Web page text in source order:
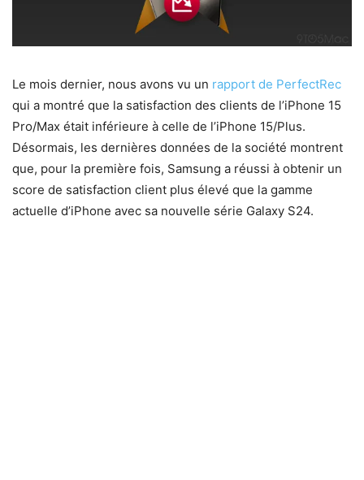
Le mois dernier, nous avons vu un rapport de PerfectRec
qui a montré que la satisfaction des clients de l’iPhone 15
Pro/Max était inférieure à celle de l’iPhone 15/Plus.
Désormais, les dernières données de la société montrent
que, pour la première fois, Samsung a réussi à obtenir un
score de satisfaction client plus élevé que la gamme
actuelle d’iPhone avec sa nouvelle série Galaxy S24.